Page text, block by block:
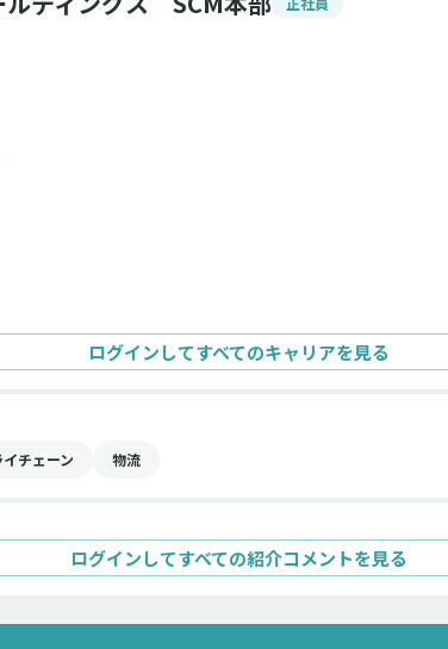
ログインしてすべてのキャリアを見る
チェーン 物流
ログインしてすべての紹介コメントを見る